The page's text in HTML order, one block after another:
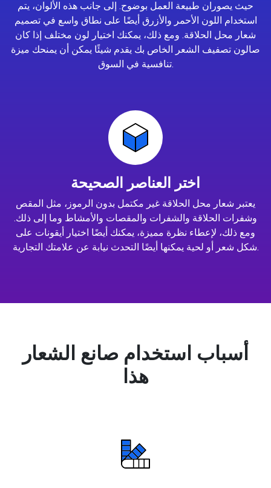
حيث يصوران طبيعة العمل بوضوح. إلى جانب هذه الألوان، يتم
استخدام اللون الأحمر والأزرق أيضًا على نطاق واسع في تصميم
شعار محل الحلاقة. ومع ذلك، يمكنك اختيار لون مختلف إذا كان
صالون تصفيف الشعر الخاص بك يقدم شيئًا يمكن أن يمنحك ميزة
تنافسية في السوق.
اختر العناصر الصحيحة
يعتبر شعار محل الحلاقة غير مكتمل بدون الرموز، مثل المقص
وشفرات الحلاقة والشفرات والمقصات والأمشاط وما إلى ذلك.
ومع ذلك، لإعطاء نظرة مميزة، يمكنك أيضًا اختيار أيقونات على
شكل شعر أو لحية يمكنها أيضًا التحدث نيابة عن علامتك التجارية.
أسباب استخدام صانع الشعار
هذا